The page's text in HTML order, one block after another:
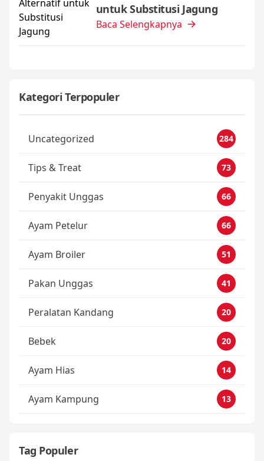
untuk Substitusi Jagung
Baca Selengkapnya
Kategori Terpopuler
Uncategorized 284
Tips & Treat 73
Penyakit Unggas 66
Ayam Petelur 66
Ayam Broiler 51
Pakan Unggas 41
Peralatan Kandang 20
Bebek 20
Ayam Hias 14
Ayam Kampung 13
Tag Populer